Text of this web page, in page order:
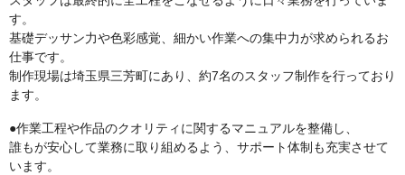
す。
基礎デッサン力や色彩感覚、細かい作業への集中力が求められるお
仕事です。
制作現場は埼玉県三芳町にあり、約7名のスタッフ制作を行っており
ます。
●作業工程や作品のクオリティに関するマニュアルを整備し、
誰もが安心して業務に取り組めるよう、サポート体制も充実させて
います。